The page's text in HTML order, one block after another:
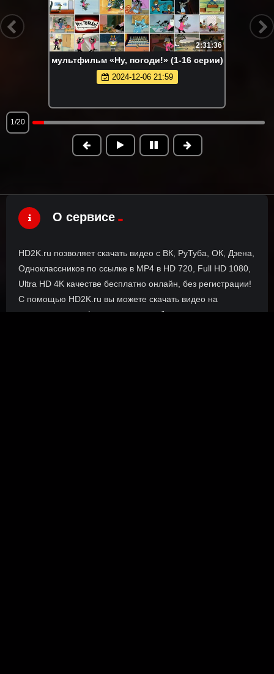
2:31:36
мультфильм «Ну, погоди!» (1-16 серии)
2024-12-06 21:59
1/20
О сервисе
HD2K.ru позволяет скачать видео с ВК, РуТуба, ОК, Дзена,
Одноклассников по ссылке в MP4 в HD 720, Full HD 1080,
Ultra HD 4K качестве бесплатно онлайн, без регистрации!
С помощью HD2K.ru вы можете скачать видео на
компьютер, телефон или планшет без установки